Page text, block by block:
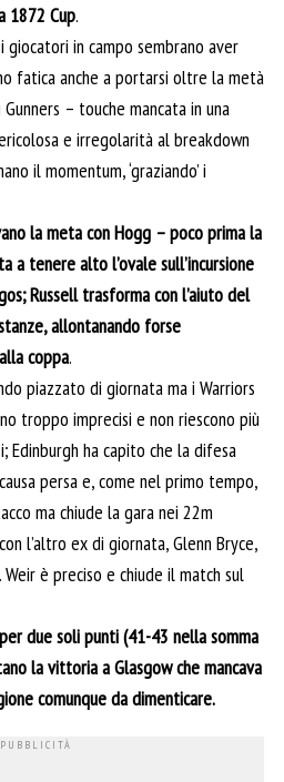
1872 Cup.
in campo sembrano aver
fatica anche a portarsi oltre la metà
– touche mancata in una
e irregolarità al breakdown
il momentum, ‘graziando’ i
la meta con Hogg – poco prima la
a tenere alto l’ovale sull’incursione
Russell trasforma con l’aiuto del
allontanando forse
coppa.
piazzato di giornata ma i Warriors
troppo imprecisi e non riescono più
Edinburgh ha capito che la difesa
persa e, come nel primo tempo,
ma chiude la gara nei 22m
l’altro ex di giornata, Glenn Bryce,
è preciso e chiude il match sul
due soli punti (41-43 nella somma
la vittoria a Glasgow che mancava
comunque da dimenticare.